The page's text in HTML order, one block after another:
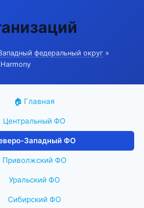
федеральный округ »
🏠 Главная
Центральный ФО
Западный ФО
Приволжский ФО
Уральский ФО
Сибирский ФО